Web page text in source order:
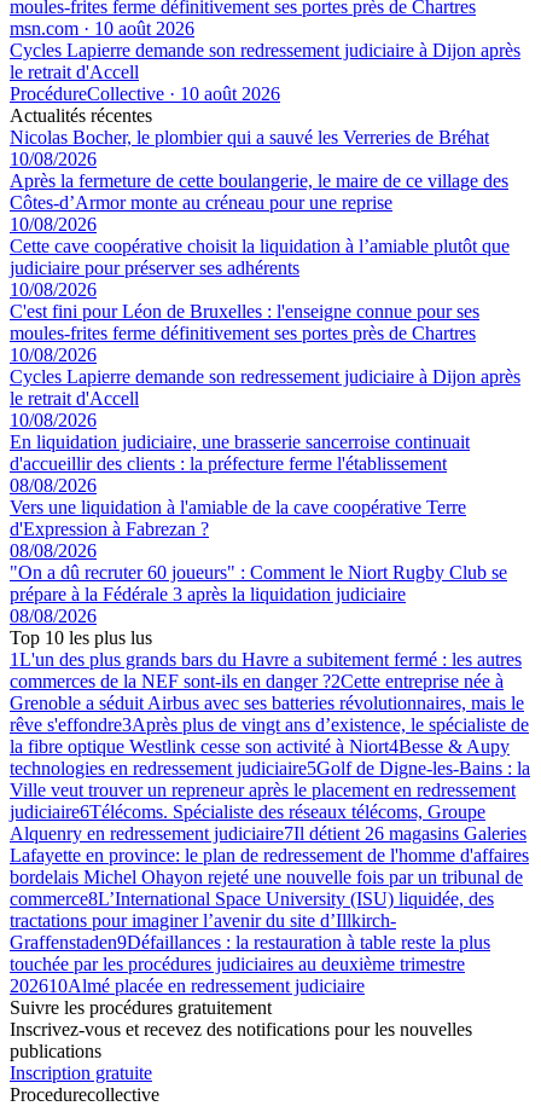
moules-frites ferme définitivement ses portes près de Chartres
msn.com · 10 août 2026
Cycles Lapierre demande son redressement judiciaire à Dijon après
le retrait d'Accell
ProcédureCollective · 10 août 2026
Actualités récentes
Nicolas Bocher, le plombier qui a sauvé les Verreries de Bréhat
10/08/2026
Après la fermeture de cette boulangerie, le maire de ce village des
Côtes-d’Armor monte au créneau pour une reprise
10/08/2026
Cette cave coopérative choisit la liquidation à l’amiable plutôt que
judiciaire pour préserver ses adhérents
10/08/2026
C'est fini pour Léon de Bruxelles : l'enseigne connue pour ses
moules-frites ferme définitivement ses portes près de Chartres
10/08/2026
Cycles Lapierre demande son redressement judiciaire à Dijon après
le retrait d'Accell
10/08/2026
En liquidation judiciaire, une brasserie sancerroise continuait
d'accueillir des clients : la préfecture ferme l'établissement
08/08/2026
Vers une liquidation à l'amiable de la cave coopérative Terre
d'Expression à Fabrezan ?
08/08/2026
"On a dû recruter 60 joueurs" : Comment le Niort Rugby Club se
prépare à la Fédérale 3 après la liquidation judiciaire
08/08/2026
Top 10 les plus lus
1L'un des plus grands bars du Havre a subitement fermé : les autres
commerces de la NEF sont-ils en danger ?2Cette entreprise née à
Grenoble a séduit Airbus avec ses batteries révolutionnaires, mais le
rêve s'effondre3Après plus de vingt ans d’existence, le spécialiste de
la fibre optique Westlink cesse son activité à Niort4Besse & Aupy
technologies en redressement judiciaire5Golf de Digne-les-Bains : la
Ville veut trouver un repreneur après le placement en redressement
judiciaire6Télécoms. Spécialiste des réseaux télécoms, Groupe
Alquenry en redressement judiciaire7Il détient 26 magasins Galeries
Lafayette en province: le plan de redressement de l'homme d'affaires
bordelais Michel Ohayon rejeté une nouvelle fois par un tribunal de
commerce8L’International Space University (ISU) liquidée, des
tractations pour imaginer l’avenir du site d’Illkirch-
Graffenstaden9Défaillances : la restauration à table reste la plus
touchée par les procédures judiciaires au deuxième trimestre
202610Almé placée en redressement judiciaire
Suivre les procédures gratuitement
Inscrivez-vous et recevez des notifications pour les nouvelles
publications
Inscription gratuite
Procedurecollective